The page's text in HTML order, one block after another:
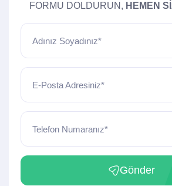
FORMU DOLDURUN, HEMEN
Adınız Soyadınız*
E-Posta Adresiniz*
Telefon Numaranız*
Gönder